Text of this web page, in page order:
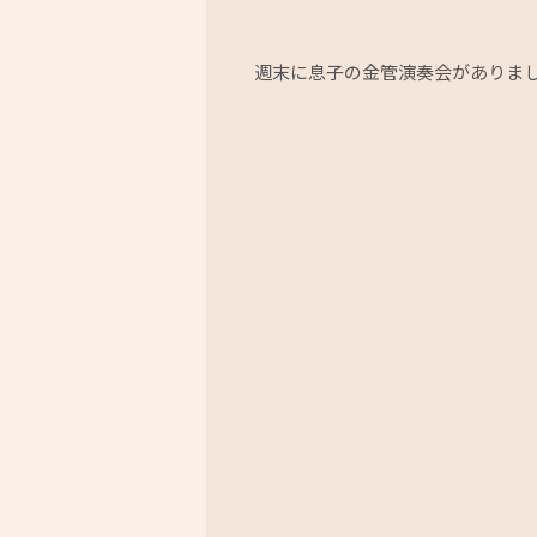
週末に息子の金管演奏会がありま